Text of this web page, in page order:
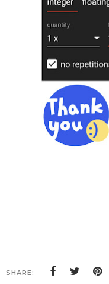
SHARE: